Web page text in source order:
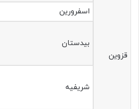
قزوین
اسفرورین
بیدستان
شریفیه